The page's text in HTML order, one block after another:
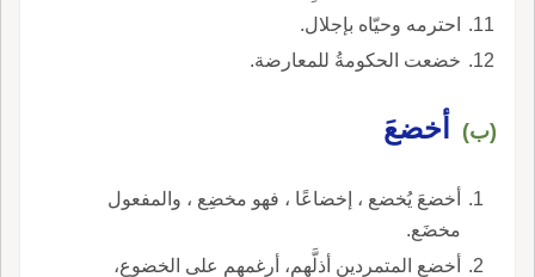
احترمه وحيّاه بإجلال.
خضعت الحكومةُ للمعارضة.
(ب) أخضعَ
أخضعَ يُخضع ، إخضاعًا ، فهو مخضِع ، والمفعول
مخضَع.
أخضع المتمردين أذلَّهم، أرغمهم على الخضوع،